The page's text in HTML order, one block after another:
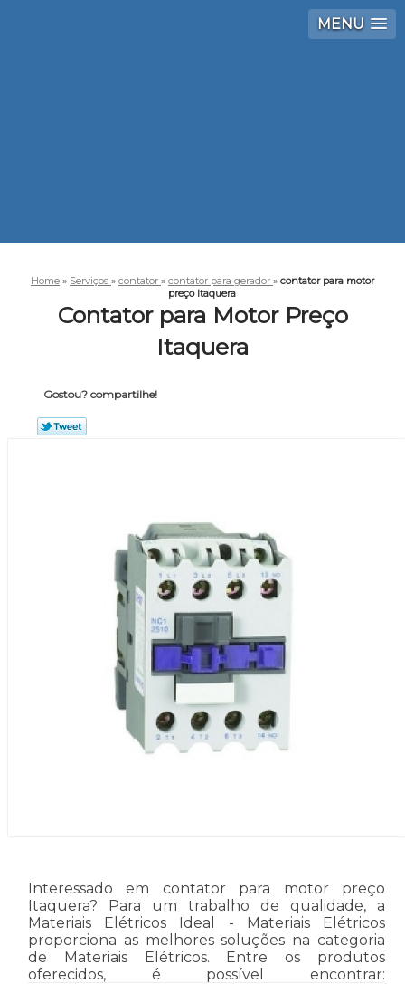
MENU
Home » Serviços » contator » contator para gerador » contator para motor
preço Itaquera
Contator para Motor Preço
Itaquera
Gostou? compartilhe!
Interessado em contator para motor preço
Itaquera? Para um trabalho de qualidade, a
Materiais Elétricos Ideal - Materiais Elétricos
proporciona as melhores soluções na categoria
de Materiais Elétricos. Entre os produtos
oferecidos, é possível encontrar: